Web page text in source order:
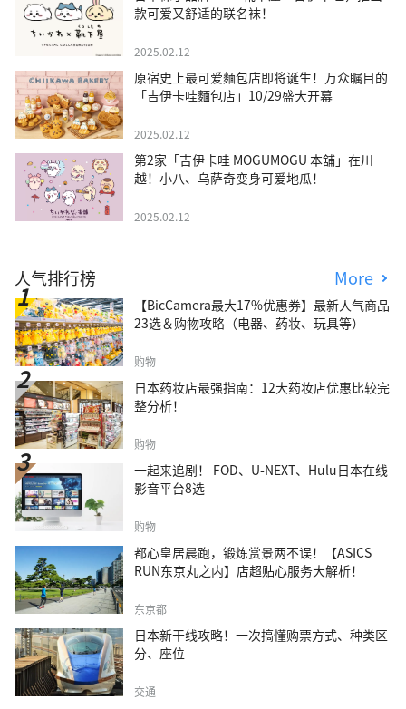
款可爱又舒适的联名袜！
2025.02.12
原宿史上最可爱麵包店即将诞生！万众瞩目的
「吉伊卡哇麵包店」10/29盛大开幕
2025.02.12
第2家「吉伊卡哇 MOGUMOGU 本舖」在川
越！小八、乌萨奇变身可爱地瓜！
2025.02.12
人气排行榜 More
【BicCamera最大17%优惠券】最新人气商品
23选＆购物攻略（电器、药妆、玩具等）
购物
日本药妆店最强指南：12大药妆店优惠比较完
整分析！
购物
一起来追剧！ FOD、U-NEXT、Hulu日本在线
影音平台8选
购物
都心皇居晨跑，锻炼赏景两不误！【ASICS
RUN东京丸之内】店超贴心服务大解析！
东京都
日本新干线攻略！一次搞懂购票方式、种类区
分、座位
交通